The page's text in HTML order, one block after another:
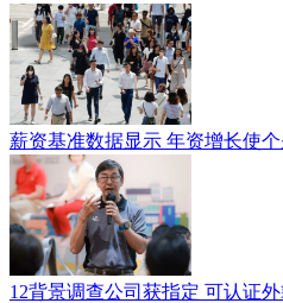
薪资基准数据显示 年资增长使
12背景调查公司获指定 可认证